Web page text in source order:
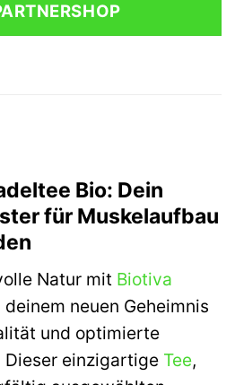
Bio: Dein
für Muskelaufbau
Natur mit Biotiva
neuen Geheimnis
und optimierte
einzigartige Tee,